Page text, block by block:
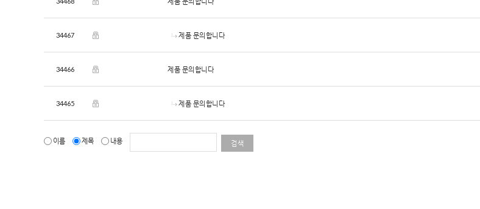
34467 제품 문의합니다
34466 제품 문의합니다
34465 제품 문의합니다
이름 제목 내용 검색